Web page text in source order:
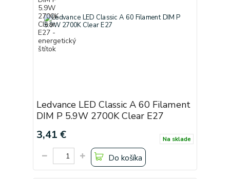
Ledvance LED Classic A 60 Filament
DIM P 5.9W 2700K Clear E27
3,41 € Na sklade
Do košíka